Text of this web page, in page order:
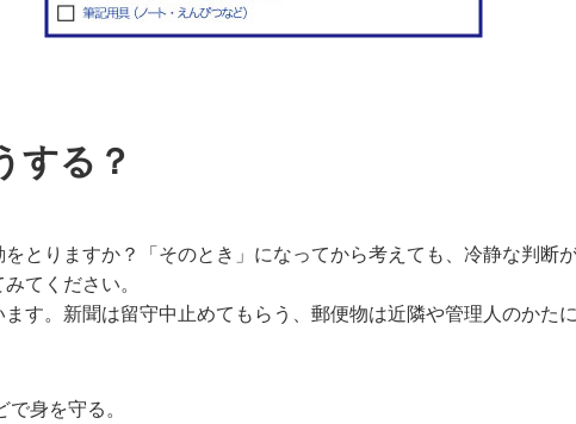
する？
とりますか？「そのとき」になってから考えても、冷静な判断
てください。
す。新聞は留守中止めてもらう、郵便物は近隣や管理人のかた
身を守る。